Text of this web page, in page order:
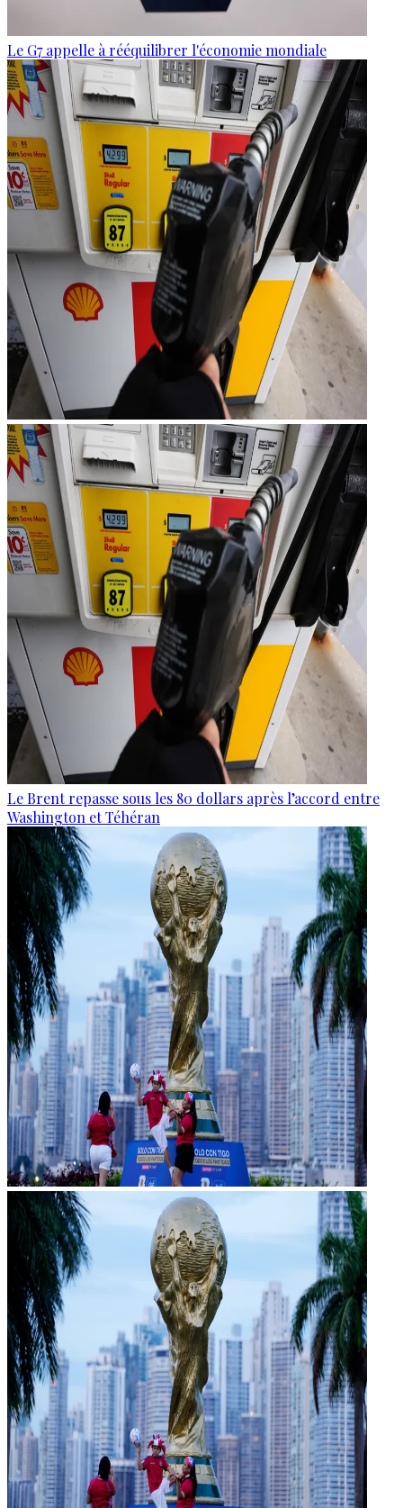
Le G7 appelle à rééquilibrer l'économie mondiale
Le Brent repasse sous les 80 dollars après l’accord entre
Washington et Téhéran